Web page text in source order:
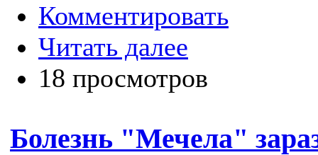
Комментировать
Читать далее
18 просмотров
Болезнь "Мечела"